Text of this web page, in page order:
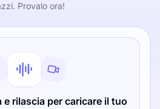
Provalo ora!
e rilascia per caricare il tuo